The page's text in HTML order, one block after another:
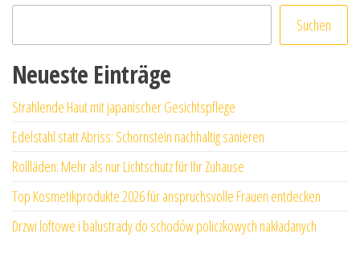
Suchen
Neueste Einträge
Strahlende Haut mit japanischer Gesichtspflege
Edelstahl statt Abriss: Schornstein nachhaltig sanieren
Rollläden: Mehr als nur Lichtschutz für Ihr Zuhause
Top Kosmetikprodukte 2026 für anspruchsvolle Frauen entdecken
Drzwi loftowe i balustrady do schodów policzkowych nakładanych